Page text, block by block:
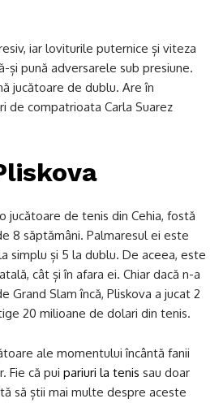
iar loviturile puternice și viteza
și pună adversarele sub presiune.
jucătoare de dublu. Are în
de compatrioata Carla Suarez
jucătoare de tenis din Cehia, fostă
8 săptămâni. Palmaresul ei este
simplu și 5 la dublu. De aceea, este
cât și în afara ei. Chiar dacă n-a
Grand Slam încă, Pliskova a jucat 2
20 milioane de dolari din tenis.
ale momentului încântă fanii
Fie că pui pariuri la tenis sau doar
să știi mai multe despre aceste